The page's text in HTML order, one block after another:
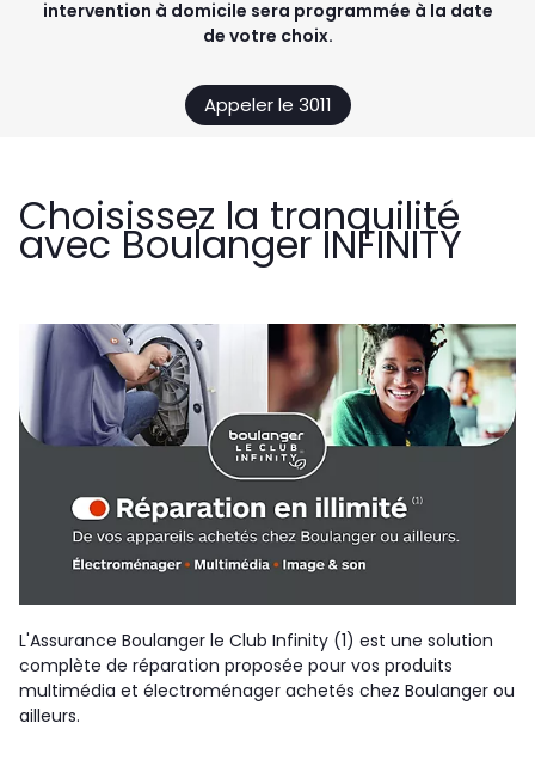
intervention à domicile sera programmée à la date
de votre choix.
Appeler le 3011
Choisissez la tranquilité
avec Boulanger INFINITY
L'Assurance Boulanger le Club Infinity (1) est une solution
complète de réparation proposée pour vos produits
multimédia et électroménager achetés chez Boulanger ou
ailleurs.